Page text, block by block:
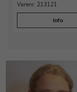
Varenr. 213121
Info